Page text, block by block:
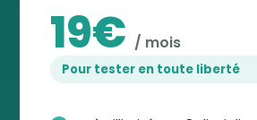
19€ / mois
Pour tester en toute liberté